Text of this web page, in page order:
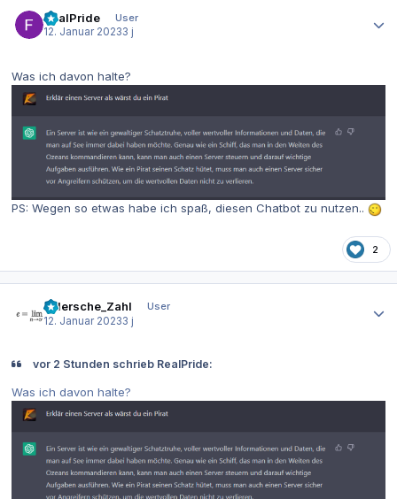
RealPride
User
12. Januar 20233 j
Was ich davon halte?
PS: Wegen so etwas habe ich spaß, diesen Chatbot zu nutzen..
2
eulersche_Zahl
User
12. Januar 20233 j
vor 2 Stunden schrieb RealPride:
Was ich davon halte?